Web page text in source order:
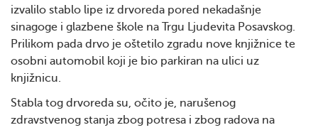
izvalilo stablo lipe iz drvoreda pored nekadašnje
sinagoge i glazbene škole na Trgu Ljudevita Posavskog.
Prilikom pada drvo je oštetilo zgradu nove knjižnice te
osobni automobil koji je bio parkiran na ulici uz
knjižnicu.
Stabla tog drvoreda su, očito je, narušenog
zdravstvenog stanja zbog potresa i zbog radova na